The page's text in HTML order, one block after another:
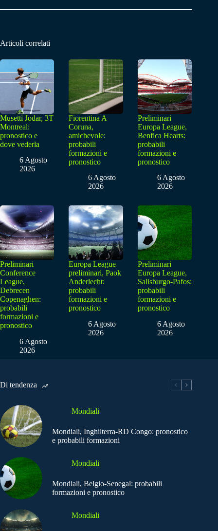
Articoli correlati
Musetti Jodar, 3T
Montreal:
pronostico e
dove vederla
6 Agosto
2026
Fiorentina A
Coruna,
amichevole:
probabili
formazioni e
pronostico
6 Agosto
2026
Preliminari
Europa League,
Benfica Hearts:
probabili
formazioni e
pronostico
6 Agosto
2026
Preliminari
Conference
League,
Debrecen
Copenaghen:
probabili
formazioni e
pronostico
6 Agosto
2026
Europa League
preliminari, Paok
Anderlecht:
probabili
formazioni e
pronostico
6 Agosto
2026
Preliminari
Europa League,
Salisburgo-Pafos:
probabili
formazioni e
pronostico
6 Agosto
2026
Di tendenza
Mondiali
Mondiali, Inghilterra-RD Congo: pronostico
e probabili formazioni
Mondiali
Mondiali, Belgio-Senegal: probabili
formazioni e pronostico
Mondiali